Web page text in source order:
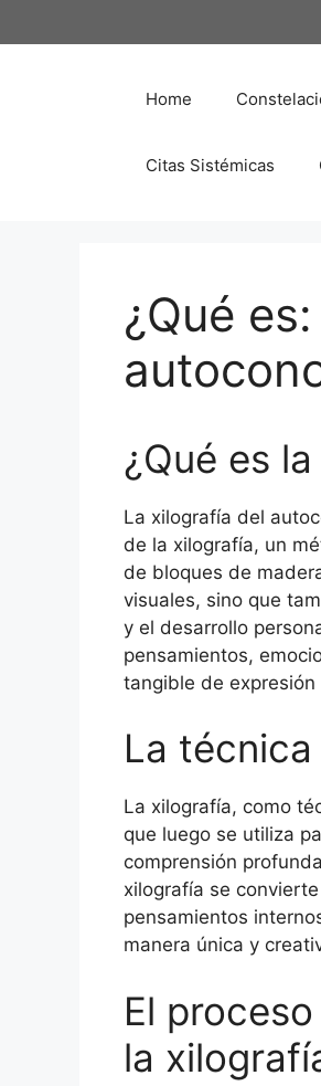
al
Home
Citas Sistémicas
¿Qué
¿Qué es
La xilografía del
de la xilografía, un
de bloques de
visuales, sino que
y el desarrollo
pensamientos,
tangible de
La
La xilografía, como
que luego se utiliza
comprensión
xilografía se
pensamientos
manera única y
El
la